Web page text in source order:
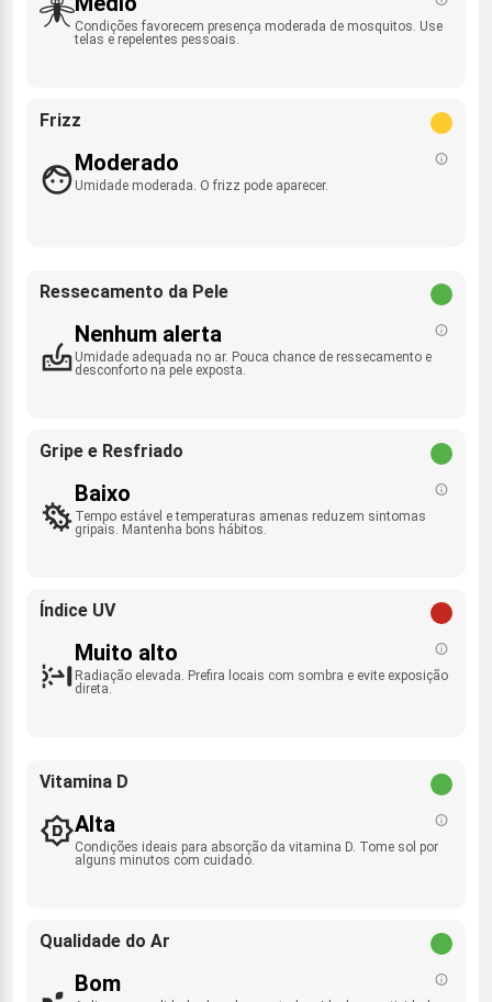
Condições favorecem presença moderada de mosquitos. Use
telas e repelentes pessoais.
Frizz
Moderado
Umidade moderada. O frizz pode aparecer.
Ressecamento da Pele
Nenhum alerta
Umidade adequada no ar. Pouca chance de ressecamento e
desconforto na pele exposta.
Gripe e Resfriado
Baixo
Tempo estável e temperaturas amenas reduzem sintomas
gripais. Mantenha bons hábitos.
Índice UV
Muito alto
Radiação elevada. Prefira locais com sombra e evite exposição
direta.
Vitamina D
Alta
Condições ideais para absorção da vitamina D. Tome sol por
alguns minutos com cuidado.
Qualidade do Ar
Bom